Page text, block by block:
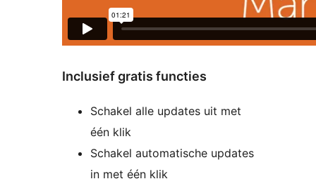
Inclusief gratis functies
Schakel alle updates uit met
één klik
Schakel automatische updates
in met één klik